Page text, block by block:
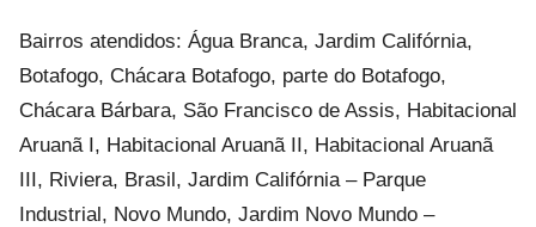
Bairros atendidos: Água Branca, Jardim Califórnia,
Botafogo, Chácara Botafogo, parte do Botafogo,
Chácara Bárbara, São Francisco de Assis, Habitacional
Aruanã I, Habitacional Aruanã II, Habitacional Aruanã
III, Riviera, Brasil, Jardim Califórnia – Parque
Industrial, Novo Mundo, Jardim Novo Mundo –